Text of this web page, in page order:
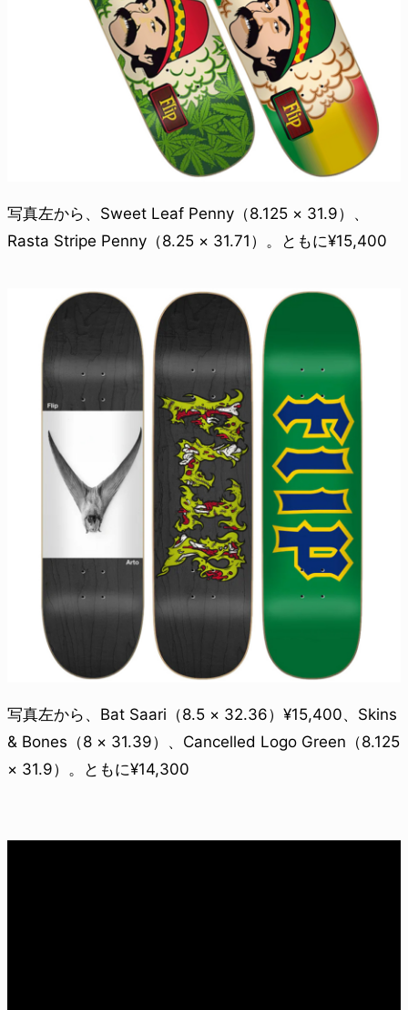
写真左から、Sweet Leaf Penny（8.125 × 31.9）、
Rasta Stripe Penny（8.25 × 31.71）。ともに¥15,400
写真左から、Bat Saari（8.5 × 32.36）¥15,400、Skins
& Bones（8 × 31.39）、Cancelled Logo Green（8.125
× 31.9）。ともに¥14,300